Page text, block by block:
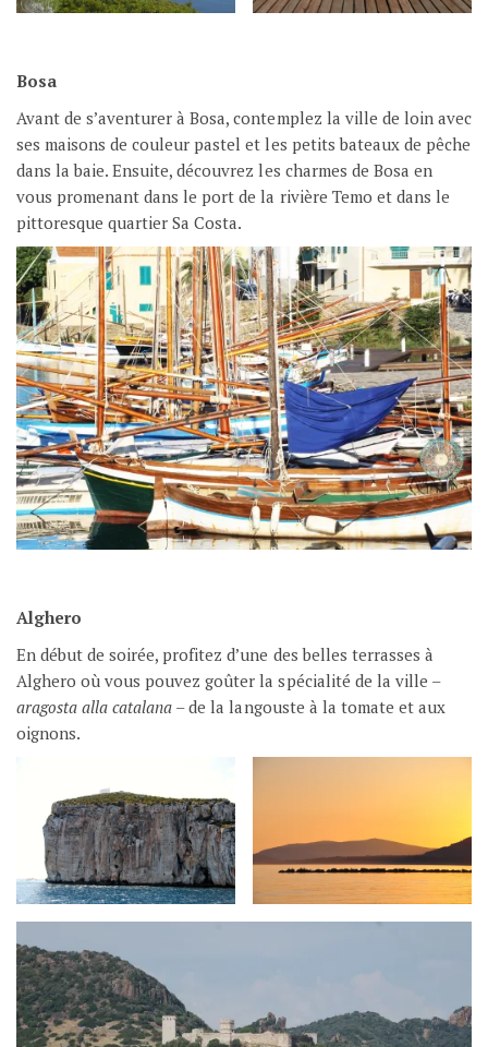
Bosa
Avant de s’aventurer à Bosa, contemplez la ville de loin avec
ses maisons de couleur pastel et les petits bateaux de pêche
dans la baie. Ensuite, découvrez les charmes de Bosa en
vous promenant dans le port de la rivière Temo et dans le
pittoresque quartier Sa Costa.
Alghero
En début de soirée, profitez d’une des belles terrasses à
Alghero où vous pouvez goûter la spécialité de la ville –
aragosta alla catalana – de la langouste à la tomate et aux
oignons.